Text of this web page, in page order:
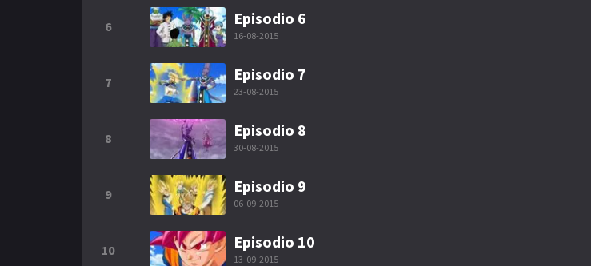
6 Episodio 6
16-08-2015
7 Episodio 7
23-08-2015
8 Episodio 8
30-08-2015
9 Episodio 9
06-09-2015
10 Episodio 10
13-09-2015